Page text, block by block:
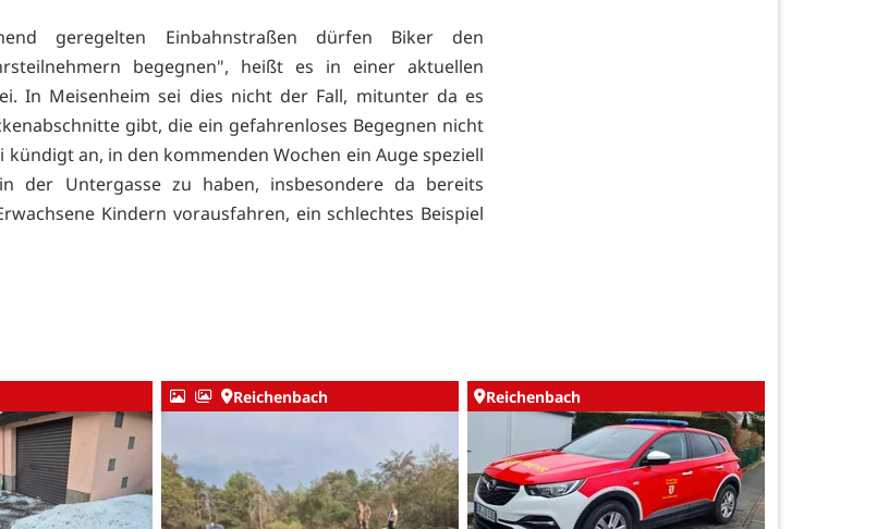
geregelten Einbahnstraßen dürfen Biker den
begegnen", heißt es in einer aktuellen
In Meisenheim sei dies nicht der Fall, mitunter da es
gibt, die ein gefahrenloses Begegnen nicht
kündigt an, in den kommenden Wochen ein Auge speziell
der Untergasse zu haben, insbesondere da bereits
Kindern vorausfahren, ein schlechtes Beispiel
Reichenbach Reichenbach